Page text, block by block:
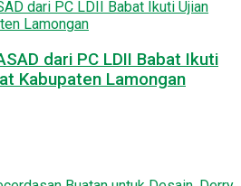
dari PC LDII Babat Ikuti
Kabupaten Lamongan